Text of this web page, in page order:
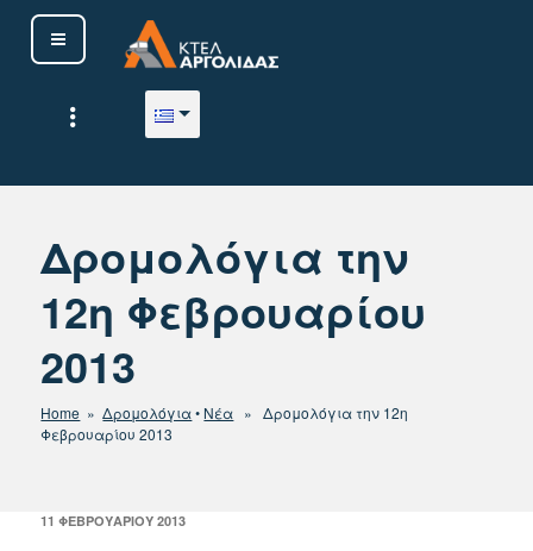
Μετάβαση
περιεχόμενο
ΚΤΕΛ ΑΡΓΟΛΙΔΑΣ Α. Ε.
Δρομολόγια την
12η Φεβρουαρίου
2013
Home »Δρομολόγια• Νέα » Δρομολόγια την 12η
Φεβρουαρίου 2013
ΔΗΜΟΣΙΕΎΤΗΚΕ
11 ΦΕΒΡΟΥΑΡΊΟΥ 2013